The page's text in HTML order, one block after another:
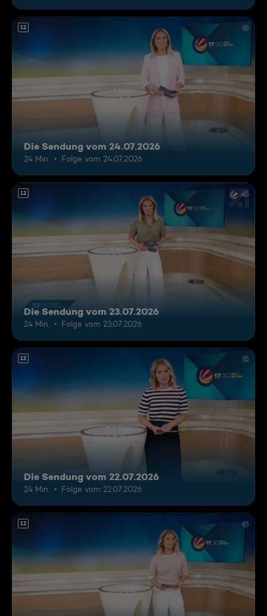
12
Die Sendung vom 24.07.2026
24 Min. Folge vom 24.07.2026
12
Die Sendung vom 23.07.2026
24 Min. Folge vom 23.07.2026
12
Die Sendung vom 22.07.2026
24 Min. Folge vom 22.07.2026
12